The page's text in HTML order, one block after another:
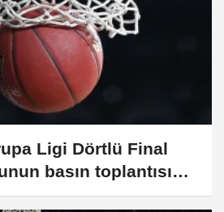
Ligi Dörtlü Final
basın toplantısı